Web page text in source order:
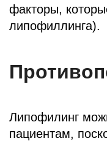
факторы,
липофиллинга).
Липофилинг
пациентам,